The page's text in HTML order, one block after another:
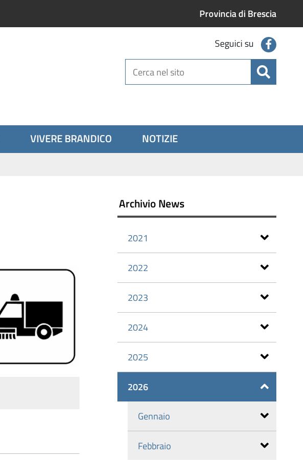
Provincia di Brescia
Seguici su
Cerca
nel
VIVERE BRANDICO NOTIZIE
Archivio News
2021
2022
2023
2024
2025
2026
Gennaio
Febbraio